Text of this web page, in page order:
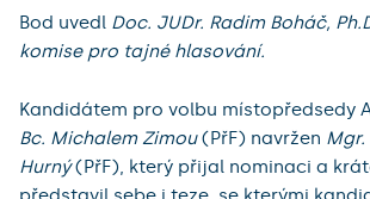
Bod uvedl Doc. JUDr. Radim Boháč,
komise pro tajné hlasování.
Kandidátem pro volbu místopředsedy
Bc. Michalem Zimou(PřF) ​navržen
Hurný(PřF), který přijal nominaci a